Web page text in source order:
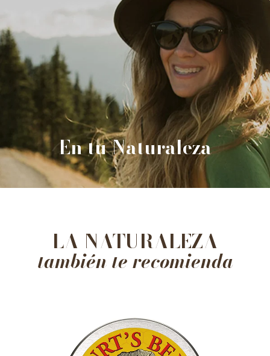
En tu Naturaleza
LA NATURALEZA
también te recomienda